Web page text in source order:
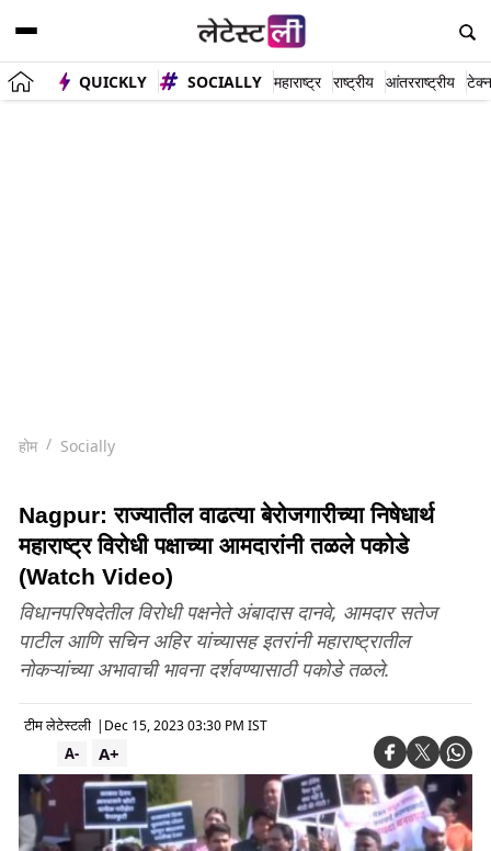
QUICKLY SOCIALLY महाराष्ट्र राष्ट्रीय आंतरराष्ट्रीय
होम Socially
Nagpur: राज्यातील वाढत्या बेरोजगारीच्या निषेधार्थ
महाराष्ट्र विरोधी पक्षाच्या आमदारांनी तळले पकोडे
(Watch Video)
विधानपरिषदेतील विरोधी पक्षनेते अंबादास दानवे, आमदार सतेज
पाटील आणि सचिन अहिर यांच्यासह इतरांनी महाराष्ट्रातील
नोकऱ्यांच्या अभावाची भावना दर्शवण्यासाठी पकोडे तळले.
टीम लेटेस्टली | Dec 15, 2023 03:30 PM IST
A+
A-